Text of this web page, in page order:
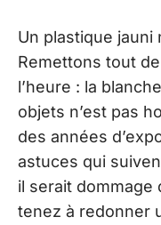
Un plastique jauni
Remettons tout
l’heure : la
objets n’est pas
des années
astuces qui
il serait dommage
tenez à redonner